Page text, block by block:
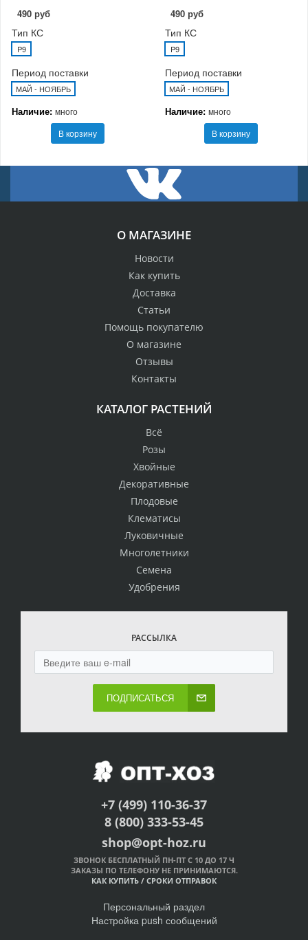
490 руб
Тип КС
P9
Период поставки
МАЙ - НОЯБРЬ
Наличие: много
В корзину
490 руб
Тип КС
P9
Период поставки
МАЙ - НОЯБРЬ
Наличие: много
В корзину
О МАГАЗИНЕ
Новости
Как купить
Доставка
Статьи
Помощь покупателю
О магазине
Отзывы
Контакты
КАТАЛОГ РАСТЕНИЙ
Всё
Розы
Хвойные
Декоративные
Плодовые
Клематисы
Луковичные
Многолетники
Семена
Удобрения
РАССЫЛКА
ПОДПИСАТЬСЯ
+7 (499) 110-36-37
8 (800) 333-53-45
shop@opt-hoz.ru
ЗВОНОК БЕСПЛАТНЫЙ ПН-ПТ С 10 ДО 17 Ч
ЗАКАЗЫ ПО ТЕЛЕФОНУ НЕ ПРИНИМАЮТСЯ.
КАК КУПИТЬ / СРОКИ ОТПРАВОК
Персональный раздел
Настройка push сообщений